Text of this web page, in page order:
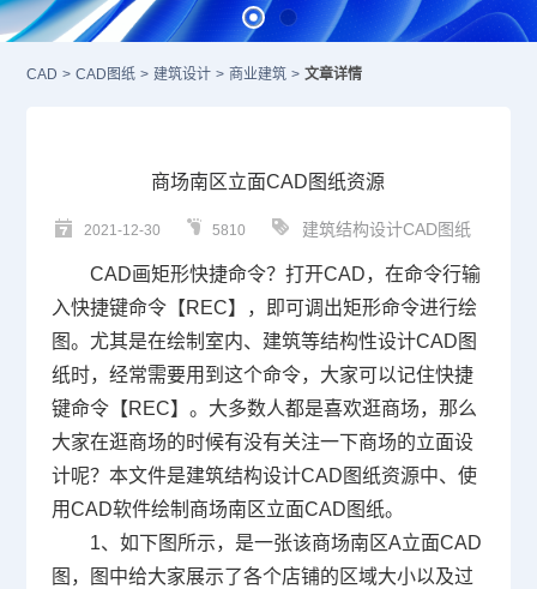
CAD > CAD图纸 > 建筑设计 > 商业建筑 > 文章详情
商场南区立面CAD图纸资源
2021-12-30 5810 建筑结构设计CAD图纸
CAD画矩形快捷命令？打开CAD，在命令行输
入快捷键命令【REC】，即可调出矩形命令进行绘
图。尤其是在绘制室内、建筑等结构性设计CAD图
纸时，经常需要用到这个命令，大家可以记住快捷
键命令【REC】 。 大多数人都是喜欢逛商场，那么
大家在逛商场的时候有没有关注一下商场的立面设
计呢？本文件是建筑结构设计CAD图纸资源中、使
用CAD软件绘制 商场南区立面CAD图纸。
1、如下图所示，是一张该商场南区A立面CAD
图，图中给大家展示了各个店铺的区域大小以及过